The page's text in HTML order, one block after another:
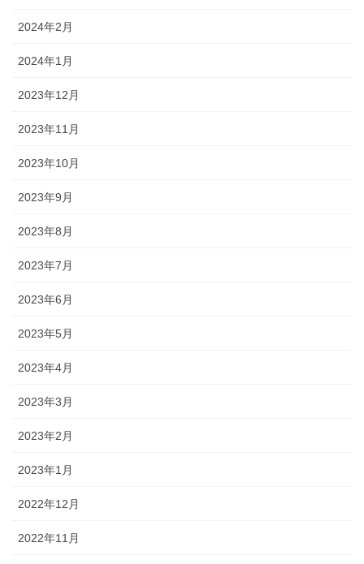
2024年2月
2024年1月
2023年12月
2023年11月
2023年10月
2023年9月
2023年8月
2023年7月
2023年6月
2023年5月
2023年4月
2023年3月
2023年2月
2023年1月
2022年12月
2022年11月